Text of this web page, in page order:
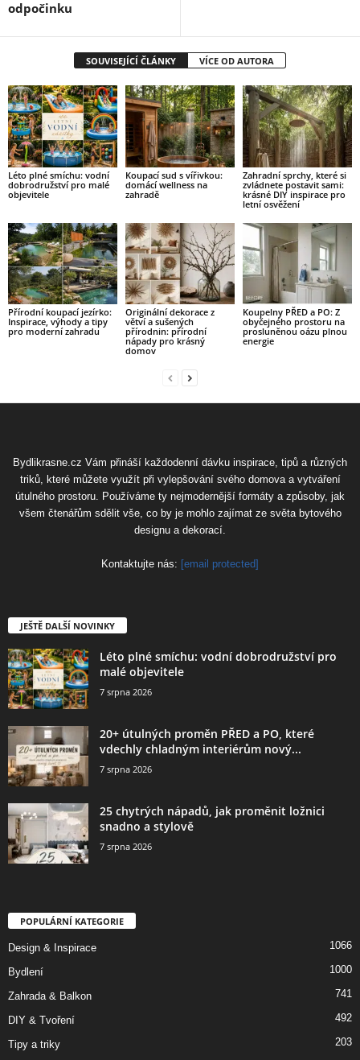
odpočinku
SOUVISEJÍCÍ ČLÁNKY VÍCE OD AUTORA
Léto plné smíchu: vodní
dobrodružství pro malé
objevitele
Koupací sud s vířivkou:
domácí wellness na
zahradě
Zahradní sprchy, které si
zvládnete postavit sami:
krásné DIY inspirace pro
letní osvěžení
Přírodní koupací jezírko:
Inspirace, výhody a tipy
pro moderní zahradu
Originální dekorace z
větví a sušených
přírodnin: přírodní
nápady pro krásný
domov
Koupelny PŘED a PO: Z
obyčejného prostoru na
prosluněnou oázu plnou
energie
Bydlikrasne.cz Vám přináší každodenní dávku inspirace, tipů a různých
triků, které můžete využít při vylepšování svého domova a vytváření
útulného prostoru. Používáme ty nejmodernější formáty a způsoby, jak
všem čtenářům sdělit vše, co by je mohlo zajímat ze světa bytového
designu a dekorací.
Kontaktujte nás: [email protected]
JEŠTĚ DALŠÍ NOVINKY
Léto plné smíchu: vodní dobrodružství pro
malé objevitele
7 srpna 2026
20+ útulných proměn PŘED a PO, které
vdechly chladným interiérům nový...
7 srpna 2026
25 chytrých nápadů, jak proměnit ložnici
snadno a stylově
7 srpna 2026
POPULÁRNÍ KATEGORIE
Design & Inspirace 1066
Bydlení 1000
Zahrada & Balkon 741
DIY & Tvoření 492
Tipy a triky 203